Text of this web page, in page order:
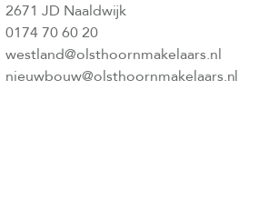
2671 JD Naaldwijk
0174 70 60 20
westland@olsthoornmakelaars.nl
nieuwbouw@olsthoornmakelaars.nl